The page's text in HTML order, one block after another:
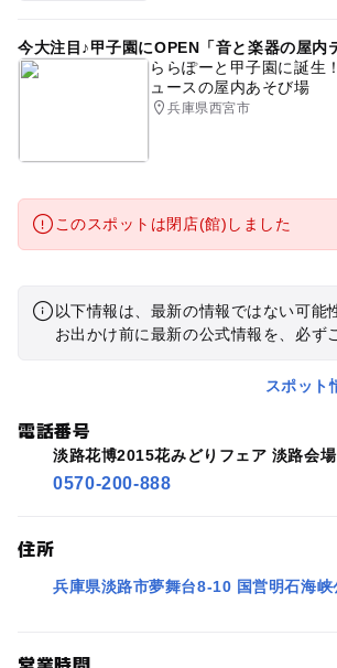
今大注目♪甲子園にOPEN「音と楽器の屋内
ららぽーと甲子園に誕生
ュースの屋内あそび場
兵庫県西宮市
このスポットは閉店(館)しました
以下情報は、最新の情報ではない可能
お出かけ前に最新の公式情報を、必ず
スポット
電話番号
淡路花博2015花みどりフェア 淡路会場
0570-200-888
住所
兵庫県淡路市夢舞台8-10 国営明石海峡